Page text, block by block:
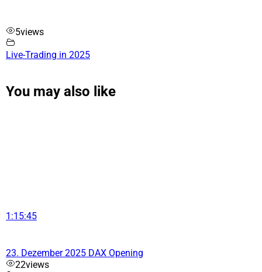
5views
Live-Trading in 2025
You may also like
1:15:45
23. Dezember 2025 DAX Opening
22views